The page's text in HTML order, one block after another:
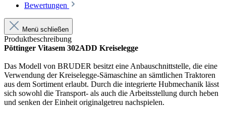
Bewertungen
Menü schließen
Produktbeschreibung
Pöttinger Vitasem 302ADD Kreiselegge
Das Modell von BRUDER besitzt eine Anbauschnittstelle, die eine
Verwendung der Kreiselegge-Sämaschine an sämtlichen Traktoren
aus dem Sortiment erlaubt. Durch die integrierte Hubmechanik lässt
sich sowohl die Transport- als auch die Arbeitsstellung durch heben
und senken der Einheit originalgetreu nachspielen.